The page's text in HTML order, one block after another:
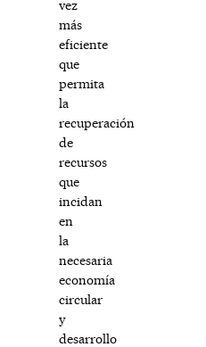
vez
más
eficiente
que
permita
la
recuperación
de
recursos
que
incidan
en
la
necesaria
economía
circular
y
desarrollo